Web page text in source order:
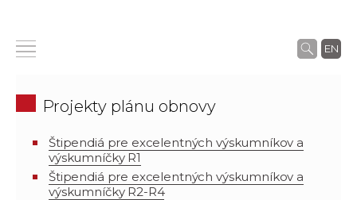
EN
Projekty plánu obnovy
Štipendiá pre excelentných výskumníkov a
výskumníčky R1
Štipendiá pre excelentných výskumníkov a
výskumníčky R2-R4